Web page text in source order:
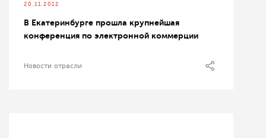
20.11.2012
В Екатеринбурге прошла крупнейшая
конференция по электронной коммерции
Новости отрасли